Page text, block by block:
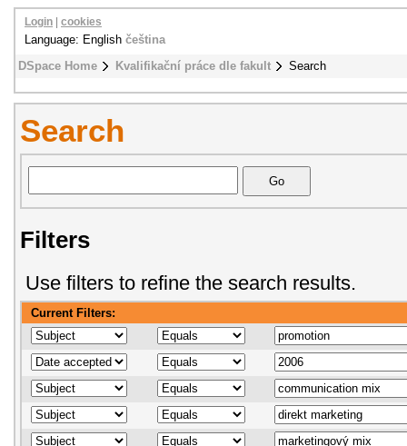
DSpace Home Kvalifikační práce dle fakult Search
Login cookies
Language: English čeština
Search
Filters
Use filters to refine the search results.
Current Filters: